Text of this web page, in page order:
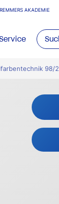
REMMERS AKADEMIE
98/2